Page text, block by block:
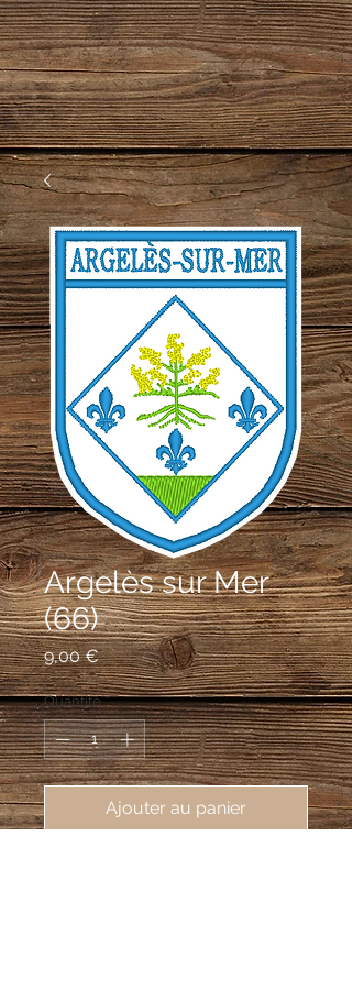
Argelès sur Mer
(66)
9,00 €Prix
Quantité *
Ajouter au panier